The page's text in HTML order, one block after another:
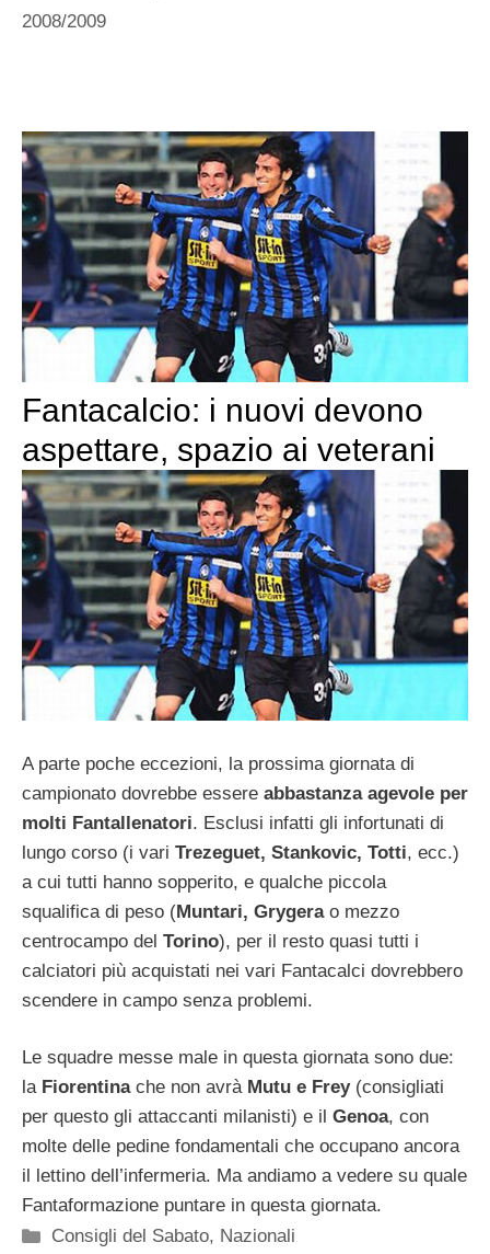
2008/2009
Fantacalcio: i nuovi devono
aspettare, spazio ai veterani
A parte poche eccezioni, la prossima giornata di
campionato dovrebbe essere abbastanza agevole per
molti Fantallenatori. Esclusi infatti gli infortunati di
lungo corso (i vari Trezeguet, Stankovic, Totti, ecc.)
a cui tutti hanno sopperito, e qualche piccola
squalifica di peso (Muntari, Grygerao mezzo
centrocampo del Torino), per il resto quasi tutti i
calciatori più acquistati nei vari Fantacalci dovrebbero
scendere in campo senza problemi.
Le squadre messe male in questa giornata sono due:
la Fiorentina che non avrà Mutu e Frey(consigliati
per questo gli attaccanti milanisti) e il Genoa, con
molte delle pedine fondamentali che occupano ancora
il lettino dell’infermeria. Ma andiamo a vedere su quale
Fantaformazione puntare in questa giornata.
Categorie
Consigli del Sabato, Nazionali